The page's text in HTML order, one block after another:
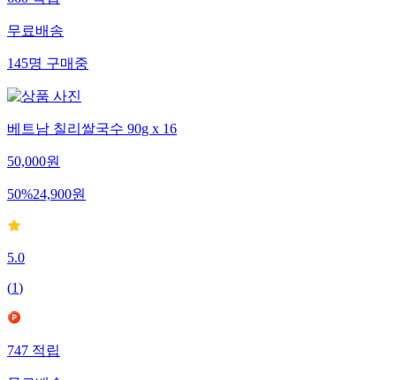
660적립
무료배송
145명구매중
베트남 칠리쌀국수 90g x 16
50,000원
50%24,900원
5.0
(1)
747적립